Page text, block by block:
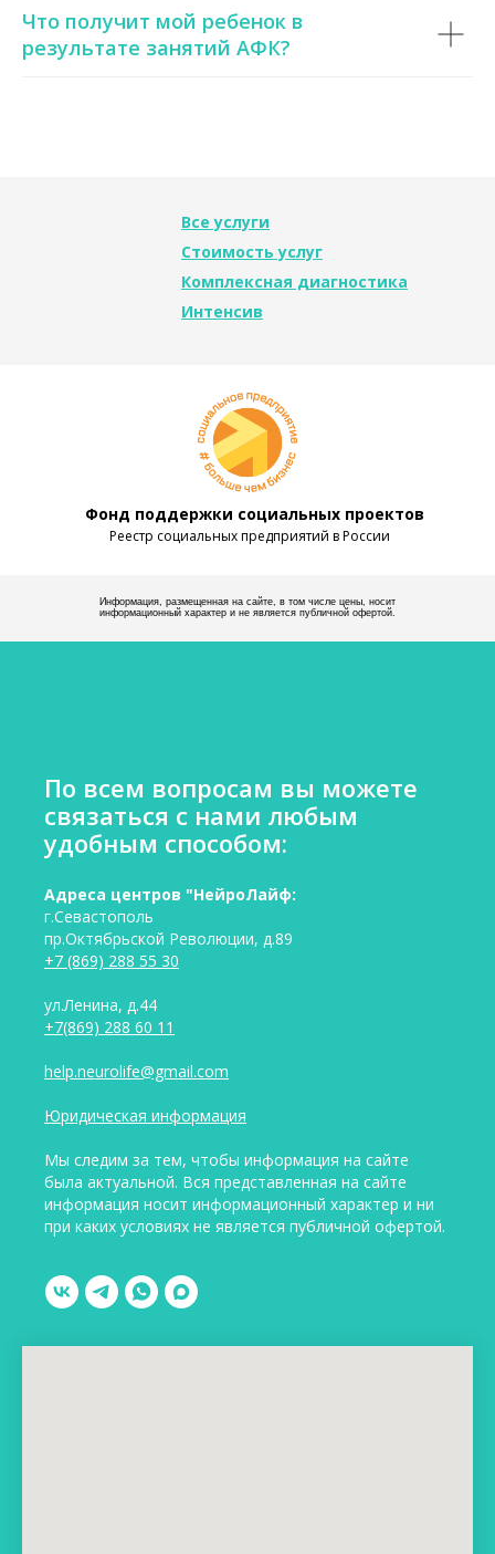
Что получит мой ребенок в
результате занятий АФК?
Все услуги
Стоимость услуг
Комплексная диагностика
Интенсив
Реестр социальных предприятий в России
Фонд поддержки социальных проектов
Информация, размещенная на сайте, в том числе цены, носит
информационный характер и не является публичной офертой.
По всем вопросам вы можете
связаться с нами любым
удобным способом:
Адреса центров "НейроЛайф:
г.Севастополь
пр.Октябрьской Революции, д.89
+7 (869) 288 55 30
ул.Ленина, д.44
+7(869) 288 60 11
help.neurolife@gmail.com
Юридическая информация
Мы следим за тем, чтобы информация на сайте
была актуальной. Вся представленная на сайте
информация носит информационный характер и ни
при каких условиях не является публичной офертой.